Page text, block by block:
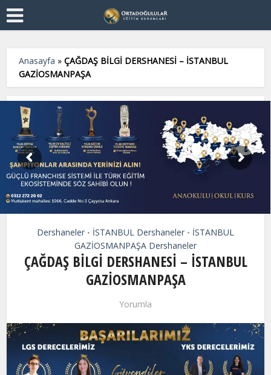
Anasayfa »ÇAĞDAŞ BİLGİ DERSHANESİ – İSTANBUL
GAZİOSMANPAŞA
Dershaneler • İSTANBUL Dershaneler • İSTANBUL
GAZİOSMANPAŞA Dershaneler
ÇAĞDAŞ BİLGİ DERSHANESİ – İSTANBUL
GAZİOSMANPAŞA
Yorumla